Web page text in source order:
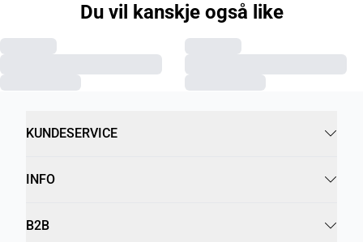
Du vil kanskje også like
KUNDESERVICE
INFO
B2B